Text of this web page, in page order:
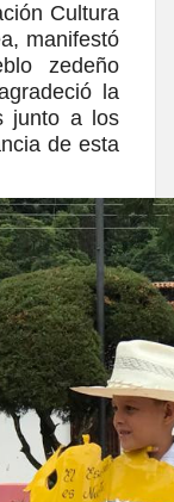
Cultura
manifestó
zedeño
la
junto a los
de esta